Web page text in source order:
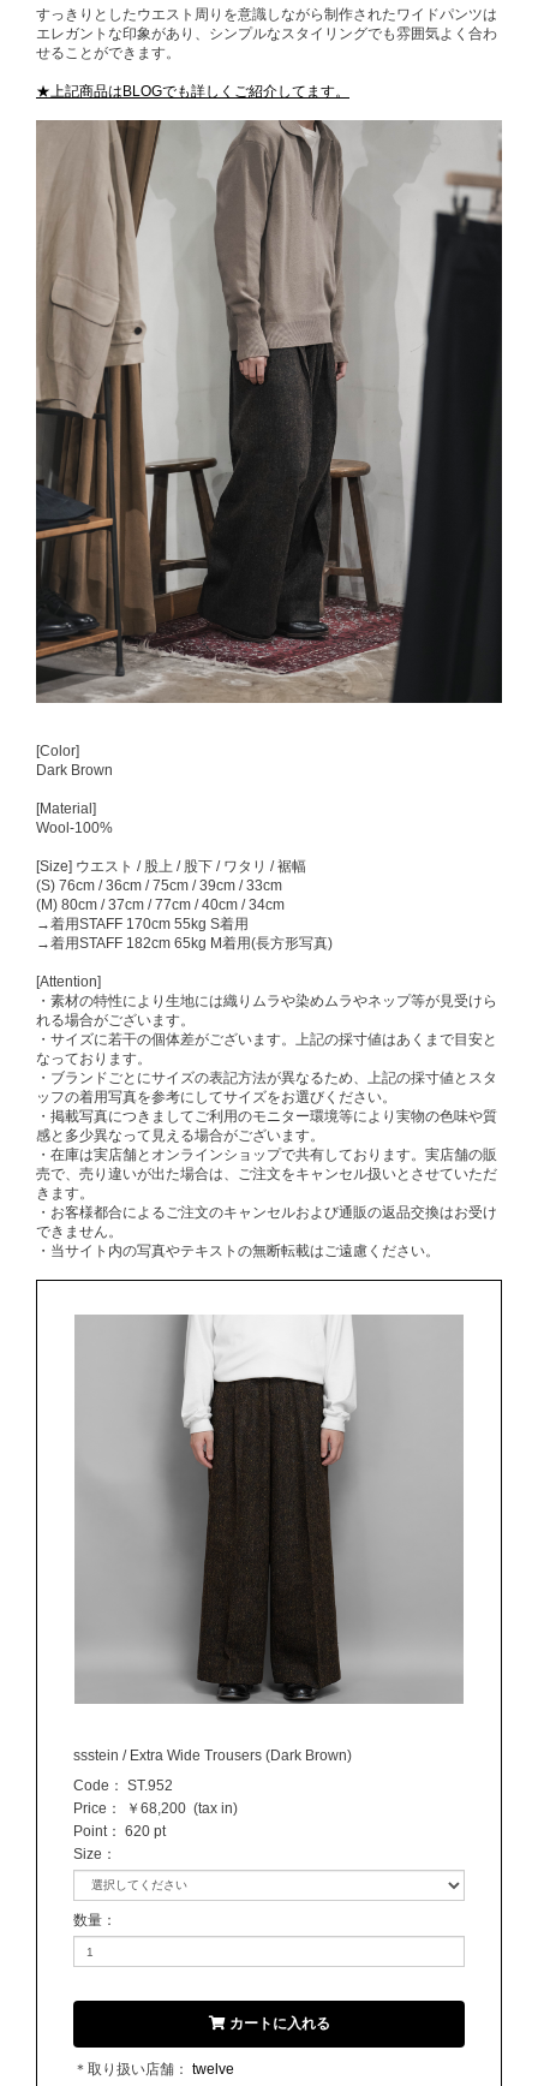
すっきりとしたウエスト周りを意識しながら制作されたワイドパンツは
エレガントな印象があり、シンプルなスタイリングでも雰囲気よく合わ
せることができます。
★上記商品はBLOGでも詳しくご紹介してます。
[Color]
Dark Brown
[Material]
Wool-100%
[Size] ウエスト / 股上 / 股下 / ワタリ / 裾幅
(S) 76cm / 36cm / 75cm / 39cm / 33cm
(M) 80cm / 37cm / 77cm / 40cm / 34cm
→着用STAFF 170cm 55kg S着用
→着用STAFF 182cm 65kg M着用(長方形写真)
[Attention]
・素材の特性により生地には織りムラや染めムラやネップ等が見受けら
れる場合がございます。
・サイズに若干の個体差がございます。上記の採寸値はあくまで目安と
なっております。
・ブランドごとにサイズの表記方法が異なるため、上記の採寸値とスタ
ッフの着用写真を参考にしてサイズをお選びください。
・掲載写真につきましてご利用のモニター環境等により実物の色味や質
感と多少異なって見える場合がございます。
・在庫は実店舗とオンラインショップで共有しております。実店舗の販
売で、売り違いが出た場合は、ご注文をキャンセル扱いとさせていただ
きます。
・お客様都合によるご注文のキャンセルおよび通販の返品交換はお受け
できません。
・当サイト内の写真やテキストの無断転載はご遠慮ください。
ssstein / Extra Wide Trousers (Dark Brown)
Code： ST.952
Price：
￥68,200 (tax in)
Point： 620 pt
Size ：
数量 ：
カートに入れる
＊取り扱い店舗： twelve